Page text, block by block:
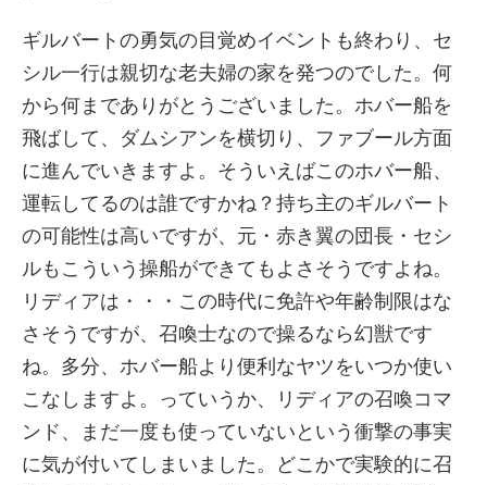
ギルバートの勇気の目覚めイベントも終わり、セ
シル一行は親切な老夫婦の家を発つのでした。何
から何までありがとうございました。ホバー船を
飛ばして、ダムシアンを横切り、ファブール方面
に進んでいきますよ。そういえばこのホバー船、
運転してるのは誰ですかね？持ち主のギルバート
の可能性は高いですが、元・赤き翼の団長・セシ
ルもこういう操船ができてもよさそうですよね。
リディアは・・・この時代に免許や年齢制限はな
さそうですが、召喚士なので操るなら幻獣です
ね。多分、ホバー船より便利なヤツをいつか使い
こなしますよ。っていうか、リディアの召喚コマ
ンド、まだ一度も使っていないという衝撃の事実
に気が付いてしまいました。どこかで実験的に召